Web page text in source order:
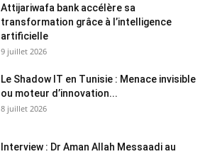
Attijariwafa bank accélère sa
transformation grâce à l’intelligence
artificielle
9 juillet 2026
Le Shadow IT en Tunisie : Menace invisible
ou moteur d’innovation...
8 juillet 2026
Interview : Dr Aman Allah Messaadi au